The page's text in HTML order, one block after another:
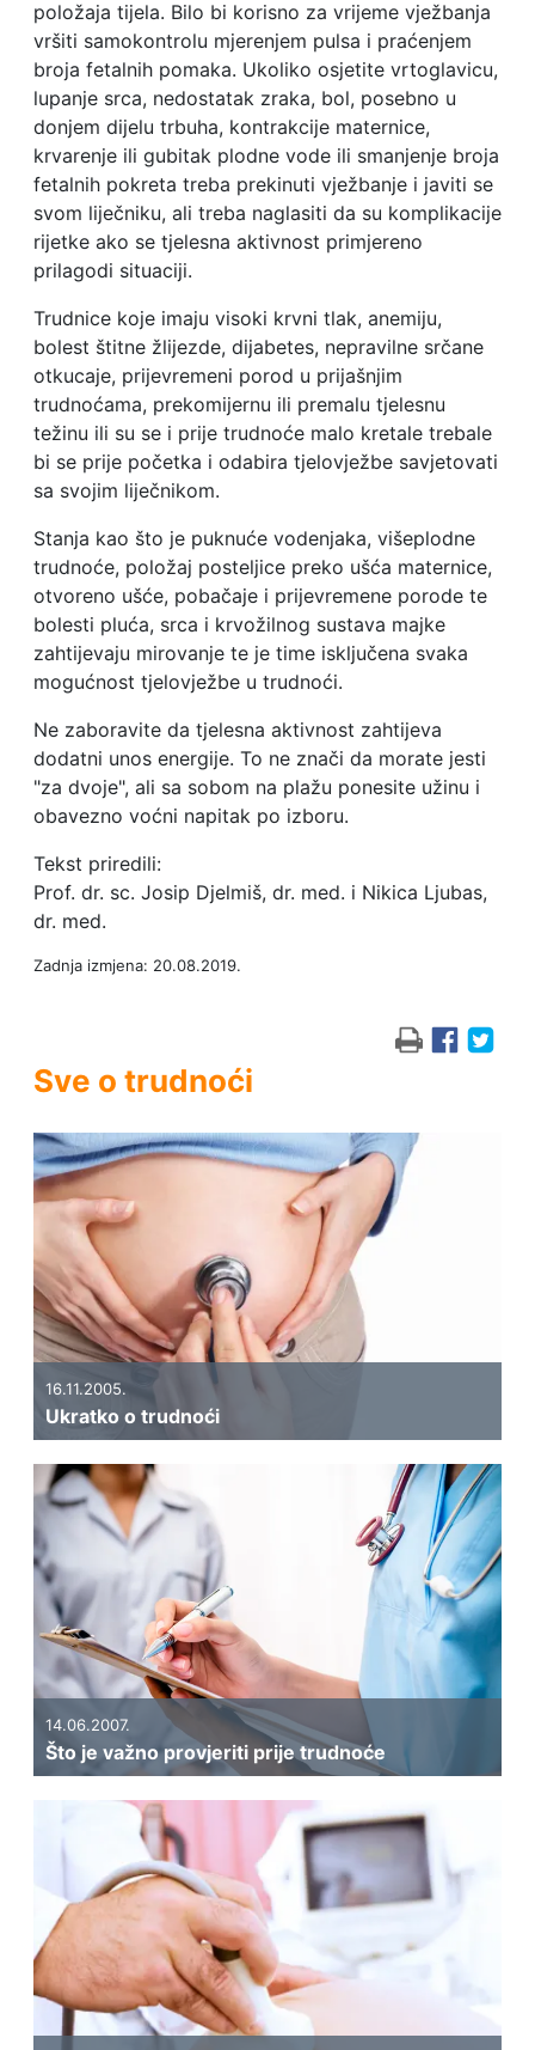
položaja tijela. Bilo bi korisno za vrijeme vježbanja
vršiti samokontrolu mjerenjem pulsa i praćenjem
broja fetalnih pomaka. Ukoliko osjetite vrtoglavicu,
lupanje srca, nedostatak zraka, bol, posebno u
donjem dijelu trbuha, kontrakcije maternice,
krvarenje ili gubitak plodne vode ili smanjenje broja
fetalnih pokreta treba prekinuti vježbanje i javiti se
svom liječniku, ali treba naglasiti da su komplikacije
rijetke ako se tjelesna aktivnost primjereno
prilagodi situaciji.
Trudnice koje imaju visoki krvni tlak, anemiju,
bolest štitne žlijezde, dijabetes, nepravilne srčane
otkucaje, prijevremeni porod u prijašnjim
trudnoćama, prekomijernu ili premalu tjelesnu
težinu ili su se i prije trudnoće malo kretale trebale
bi se prije početka i odabira tjelovježbe savjetovati
sa svojim liječnikom.
Stanja kao što je puknuće vodenjaka, višeplodne
trudnoće, položaj posteljice preko ušća maternice,
otvoreno ušće, pobačaje i prijevremene porode te
bolesti pluća, srca i krvožilnog sustava majke
zahtijevaju mirovanje te je time isključena svaka
mogućnost tjelovježbe u trudnoći.
Ne zaboravite da tjelesna aktivnost zahtijeva
dodatni unos energije. To ne znači da morate jesti
"za dvoje", ali sa sobom na plažu ponesite užinu i
obavezno voćni napitak po izboru.
Tekst priredili:
Prof. dr. sc. Josip Djelmiš, dr. med. i Nikica Ljubas,
dr. med.
Zadnja izmjena: 20.08.2019.
Sve o trudnoći
16.11.2005.
Ukratko o trudnoći
14.06.2007.
Što je važno provjeriti prije trudnoće